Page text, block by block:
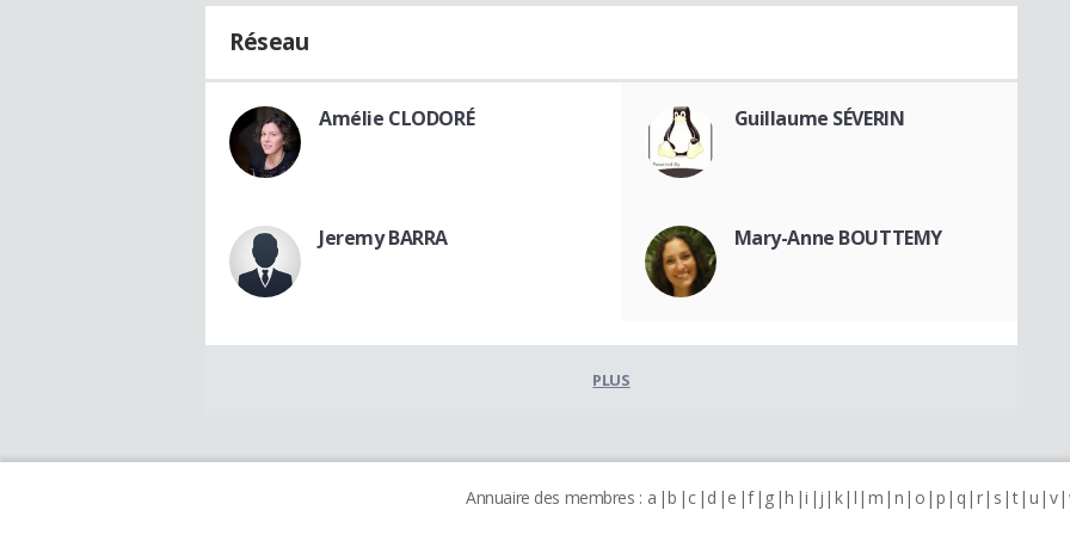
Réseau
Amélie CLODORÉ Guillaume SÉVERIN
Jeremy BARRA Mary-Anne BOUTTEMY
PLUS
Annuaire des membres : a b c d e f g h i j k l m n o p q r s t u v